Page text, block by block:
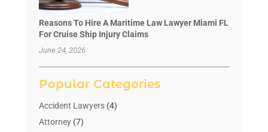
Reasons To Hire A Maritime Law Lawyer Miami FL
For Cruise Ship Injury Claims
June 24, 2026
Popular Categories
Accident Lawyers(4)
Attorney(7)